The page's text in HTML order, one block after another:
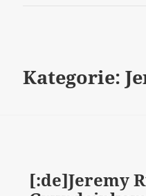
Kategorie:
[:de]Jeremy